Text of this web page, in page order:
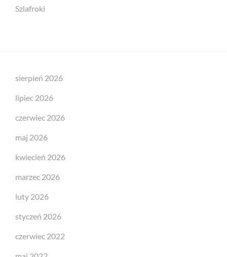
Szlafroki
sierpień 2026
lipiec 2026
czerwiec 2026
maj 2026
kwiecień 2026
marzec 2026
luty 2026
styczeń 2026
czerwiec 2022